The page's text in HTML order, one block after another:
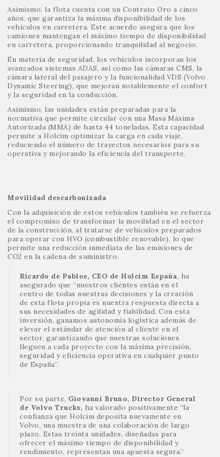
Asimismo, la flota cuenta con un Contrato Oro a cinco
años, que garantiza la máxima disponibilidad de los
vehículos en carretera. Este acuerdo asegura que los
camiones mantengan el máximo tiempo de disponibilidad
en carretera, proporcionando tranquilidad al negocio.
En materia de seguridad, los vehículos incorporan los
avanzados sistemas ADAS, así como las cámaras CMS, la
cámara lateral del pasajero y la funcionalidad VDS (Volvo
Dynamic Steering), que mejoran notablemente el confort
y la seguridad en la conducción.
Asimismo, las unidades están preparadas para la
normativa que permite circular con una Masa Máxima
Autorizada (MMA) de hasta 44 toneladas. Esta capacidad
permite a Holcim optimizar la carga en cada viaje,
reduciendo el número de trayectos necesarios para su
operativa y mejorando la eficiencia del transporte.
Movilidad descarbonizada
Con la adquisición de estos vehículos también se refuerza
el compromiso de transformar la movilidad en el sector
de la construcción, al tratarse de vehículos preparados
para operar con HVO (combustible renovable), lo que
permite una reducción inmediata de las emisiones de
CO2 en la cadena de suministro.
Ricardo de Pablos, CEO de Holcim España, ha
asegurado que “nuestros clientes están en el
centro de todas nuestras decisiones y la creación
de esta flota propia es nuestra respuesta directa a
sus necesidades de agilidad y fiabilidad. Con esta
inversión, ganamos autonomía logística además de
elevar el estándar de atención al cliente en el
sector, garantizando que nuestras soluciones
lleguen a cada proyecto con la máxima precisión,
seguridad y eficiencia operativa en cualquier punto
de España”.
Por su parte, Giovanni Bruno, Director General
de Volvo Trucks, ha valorado positivamente “la
confianza que Holcim deposita nuevamente en
Volvo, una muestra de una colaboración de largo
plazo. Estas treinta unidades, diseñadas para
ofrecer el máximo tiempo de disponibilidad y
rendimiento, representan una apuesta segura.”